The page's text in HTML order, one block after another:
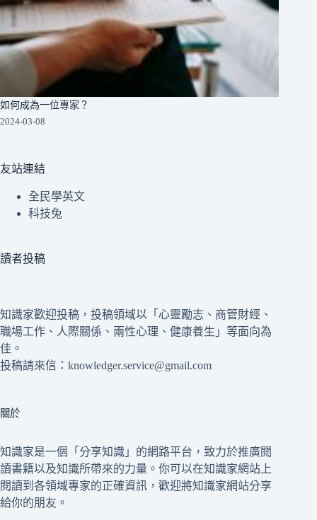
如何成為一位專家？
2024-03-08
友站連結
全民學英文
科技兔
讀者投稿
知識家歡迎投稿，投稿領域以「心靈勵志、商管財經、
職場工作、人際關係、兩性心理、健康養生」等面向為
佳。
投稿請來信：knowledger.service@gmail.com
關於
知識家是一個「分享知識」的網路平台，致力於推廣閱
讀書籍以及知識所帶來的力量。你可以在知識家網站上
閱讀到各領域專家的正確資訊，歡迎將知識家網站分享
給你的朋友。